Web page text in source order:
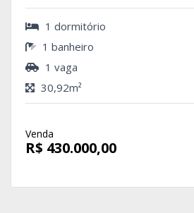
1 dormitório
1 banheiro
1 vaga
30,92m²
Venda
R$ 430.000,00